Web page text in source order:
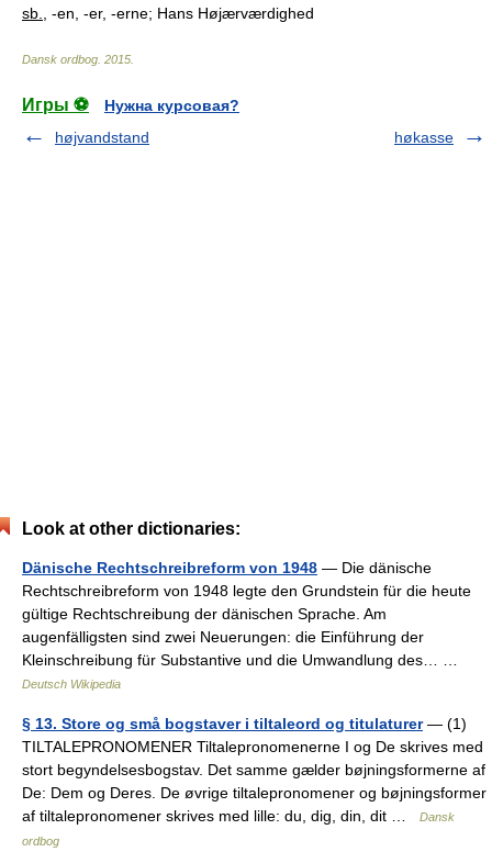
sb.
, -en, -er, -erne; Hans Højærværdighed
Dansk ordbog 2015
Игры ⚽
Нужна курсовая?
højvandstand
høkasse
Look at other dictionaries:
Dänische Rechtschreibreform von 1948 — Die dänische
Rechtschreibreform von 1948 legte den Grundstein für die heute
gültige Rechtschreibung der dänischen Sprache. Am
augenfälligsten sind zwei Neuerungen: die Einführung der
Kleinschreibung für Substantive und die Umwandlung des… …
Deutsch Wikipedia
§ 13. Store og små bogstaver i tiltaleord og titulaturer— (1)
TILTALEPRONOMENER Tiltalepronomenerne I og De skrives med
stort begyndelsesbogstav. Det samme gælder bøjningsformerne af
De: Dem og Deres. De øvrige tiltalepronomener og bøjningsformer
af tiltalepronomener skrives med lille: du, dig, din, dit …
Dansk
ordbog